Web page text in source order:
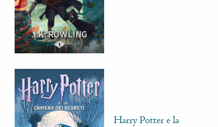
Harry Potter e la